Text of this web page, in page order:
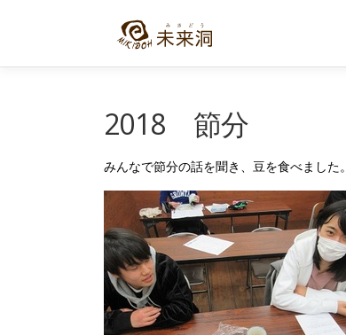
ン
2018 節分
みんなで節分の話を聞き、豆を食べました。